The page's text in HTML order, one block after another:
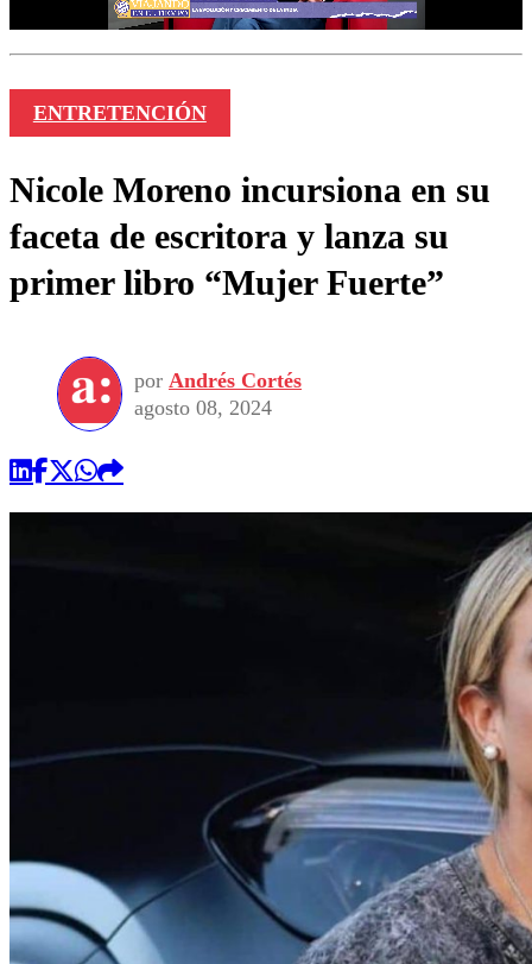
ENTRETENCIÓN
Nicole Moreno incursiona en su
faceta de escritora y lanza su
primer libro “Mujer Fuerte”
por Andrés Cortés
agosto 08, 2024